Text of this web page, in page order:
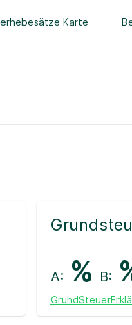
Karte
A: % B: